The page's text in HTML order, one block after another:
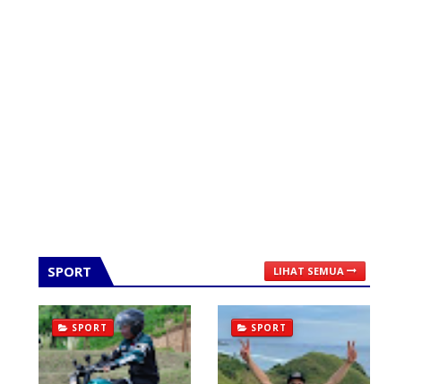
SPORT LIHAT SEMUA
SPORT SPORT